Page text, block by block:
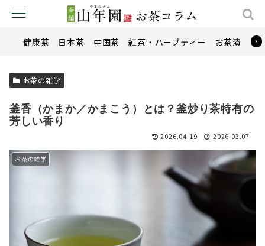
健康茶 日本茶 中国茶 紅茶・ハーブティー お茶漬け
お茶の雑学
釜香（かまか／かまこう）とは？釜炒り茶特有の
芳しい香り
2026.04.19 2026.03.07
お茶の雑学